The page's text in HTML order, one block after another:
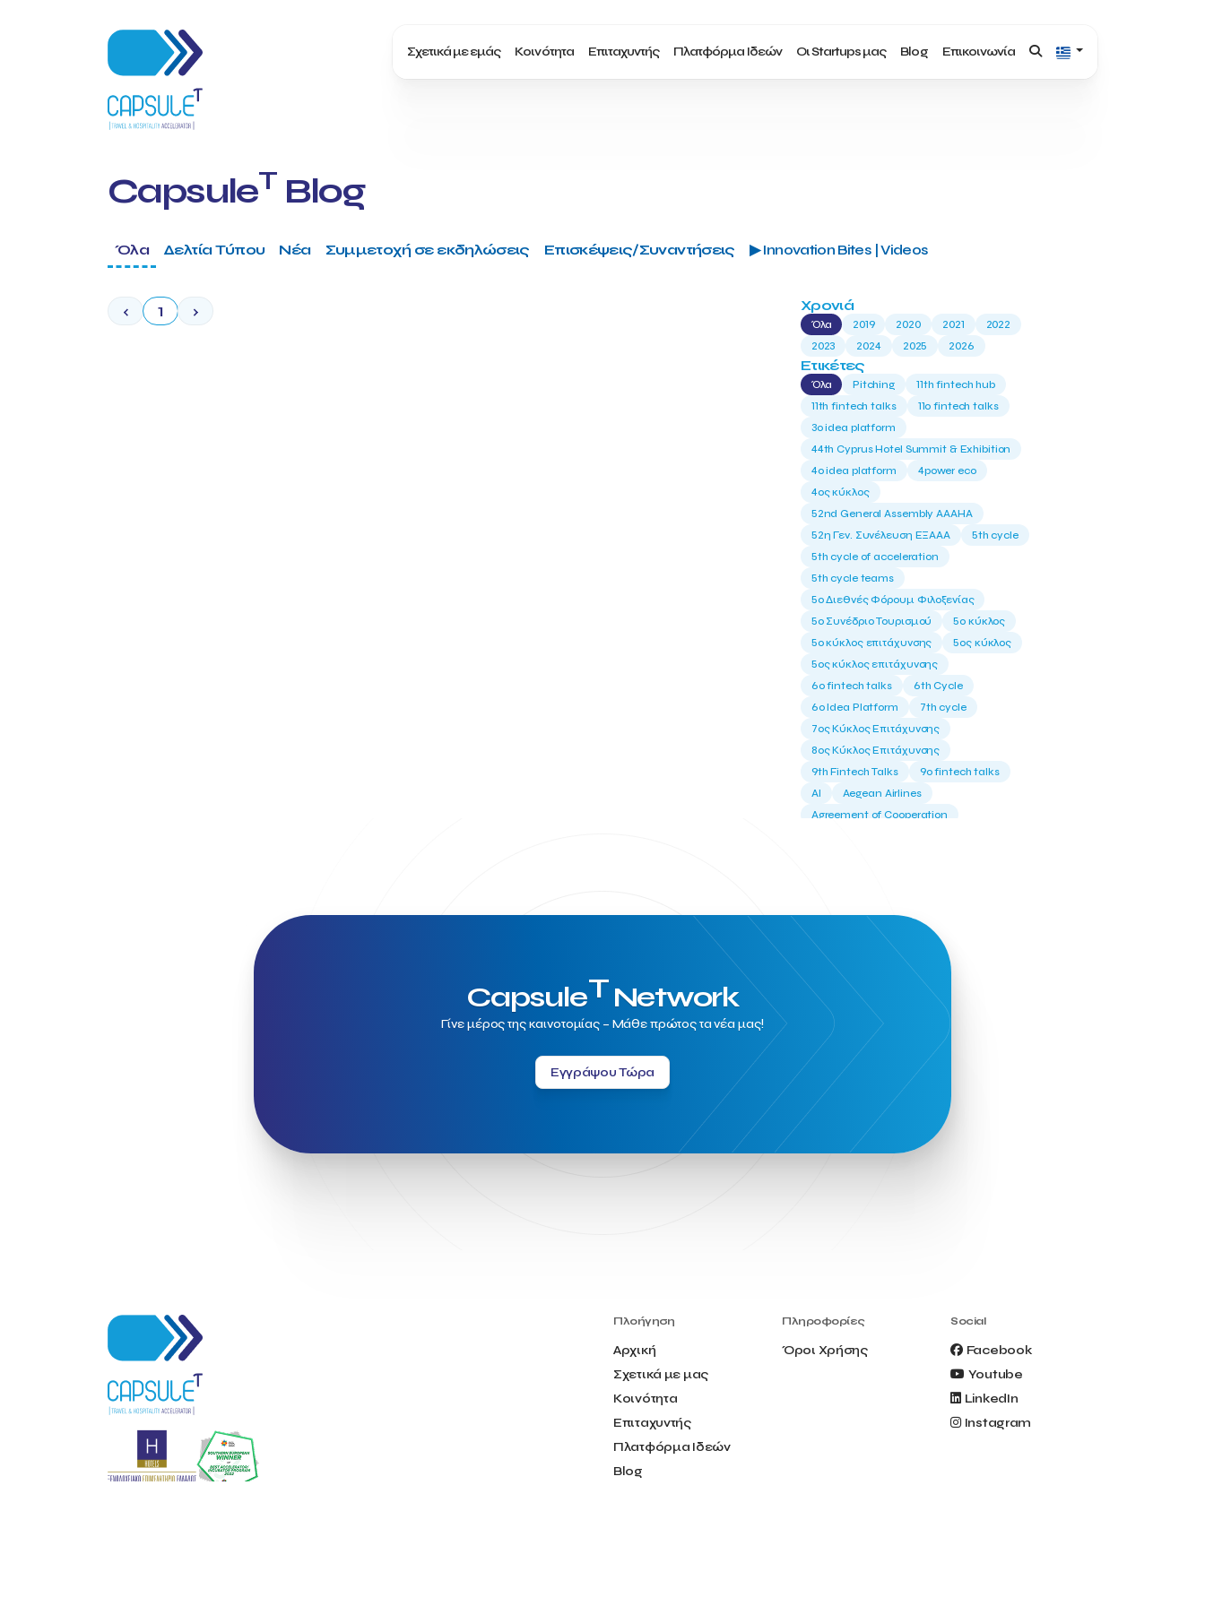
Σχετικά με εμάς Κοινότητα Επιταχυντής Πλατφόρμα Ιδεών Οι Startups μας Blog Επικοινωνία
CapsuleT Blog
Όλα Δελτία Τύπου Νέα Συμμετοχή σε εκδηλώσεις Επισκέψεις/Συναντήσεις ▶ Innovation Bites | Videos
‹ 1 › Χρονιά
Όλα 2019 2020 2021
2022
2023
2024 2025 2026
Ετικέτες
Όλα Pitching
11th fintech hub
11th fintech talks
11ο fintech talks
3o idea platform
44th Cyprus Hotel Summit & Exhibition
4o idea platform
4power eco
4ος κύκλος
52nd General Assembly AAAHA
52η Γεν. Συνέλευση ΕΞΑΑΑ
5th cycle
5th cycle of acceleration
5th cycle teams
5ο Διεθνές Φόρουμ Φιλοξενίας
5ο Συνέδριο Τουρισμού
5ο κύκλος
5ο κύκλος επιτάχυνσης
5ος κύκλος
5ος κύκλος επιτάχυνσης
6o fintech talks
6th Cycle
6ο Idea Platform
7th cycle
7ος Κύκλος Επιτάχυνσης
8ος Κύκλος Επιτάχυνσης
9th Fintech Talks
9ο fintech talks
AI
Aegean Airlines
Agreement of Cooperation
Amirandes Grecotel Boutique Resort
Angela Gerekou
Applications
Archimedes Center
Artificial Intelligence
Athens News Agency
Athens University of Economics &
Business
Best accelerator
Best incubator
Bizrupt
Booths 34-35
Borrn
Boutique Hotel
Cactus Royal Spa & Resort Hotel.
Campsaround
Canaves Oia Suites
Creta Maris
Creta Palm
Culture
Deliverback
CapsuleTNetwork
Γίνε μέρος της καινοτομίας – Μάθε πρώτος τα νέα μας!
Εγγράψου Τώρα
Πλοήγηση
Αρχική
Σχετικά με μας
Κοινότητα
Επιταχυντής
Πλατφόρμα Ιδεών
Blog
Πληροφορίες
Όροι Χρήσης
Social
Facebook
Youtube
LinkedIn
Instagram